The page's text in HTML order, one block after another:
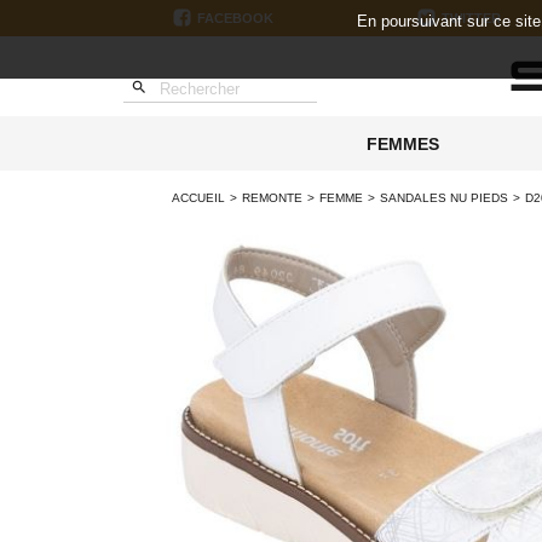
FACEBOOK TWITTER

FEMMES
ACCUEIL REMONTE FEMME SANDALES NU PIEDS
En poursuivant sur ce